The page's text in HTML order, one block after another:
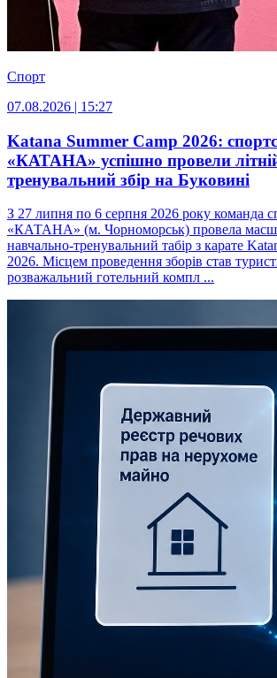
Спорт
07.08.2026 | 15:27
Katana Summer Camp 2026:
«КАТАНА» успішно провели
тренувальний збір на Буковині
З 27 липня по 6 серпня 2026 року команда
«КАТАНА» (м. Чорноморськ) провела
навчально-тренувальний табір з карате
2026. Місцем проведення зборів став
розважальний готельний компл ...